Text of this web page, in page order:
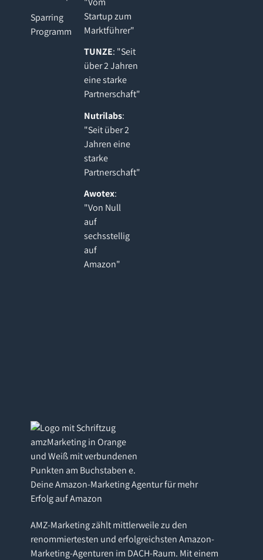
Sparring
Programm
Startup zum
Marktführer"
TUNZE: "Seit
über 2 Jahren
eine starke
Partnerschaft"
Nutrilabs:
"Seit über 2
Jahren eine
starke
Partnerschaft"
Awotex:
"Von Null
auf
sechsstellig
auf
Amazon"
Deine Amazon-Marketing Agentur für mehr
Erfolg auf Amazon
AMZ-Marketing zählt mittlerweile zu den
renommiertesten und erfolgreichsten Amazon-
Marketing-Agenturen im DACH-Raum. Mit einem